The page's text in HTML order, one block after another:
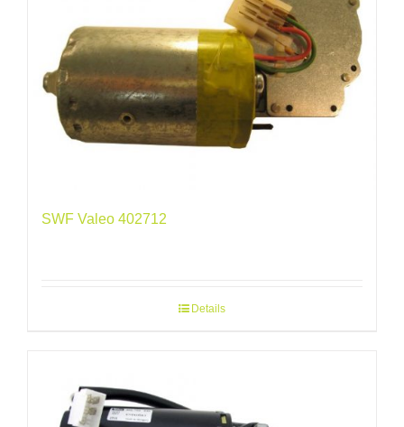
SWF Valeo 402712
Details